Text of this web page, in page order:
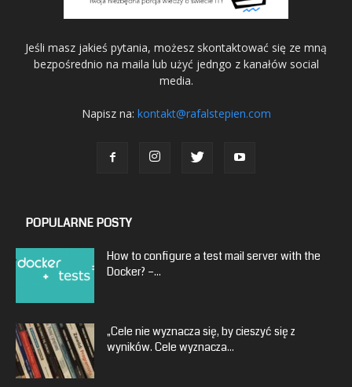
Jeśli masz jakieś pytania, możesz skontaktować się ze mną
bezpośrednio na maila lub użyć jedngo z kanałów social
media.
Napisz na: kontakt@rafalstepien.com
POPULARNE POSTY
How to configure a test mail server with the
Docker? –...
„Cele nie wyznacza się, by cieszyć się z
wyników. Cele wyznacza...